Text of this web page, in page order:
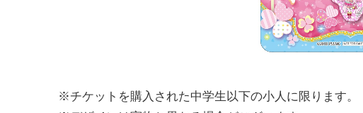
※チケットを購入された中学生以下の小人に限ります。